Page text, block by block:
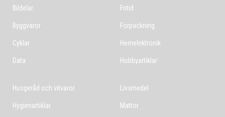
Bildelar
Byggvaror
Cyklar
Data
Fritid
Förpackning
Hemelektronik
Hobbyartiklar
Husgeråd och vitvaror
Hygienartiklar
Livsmedel
Mattor